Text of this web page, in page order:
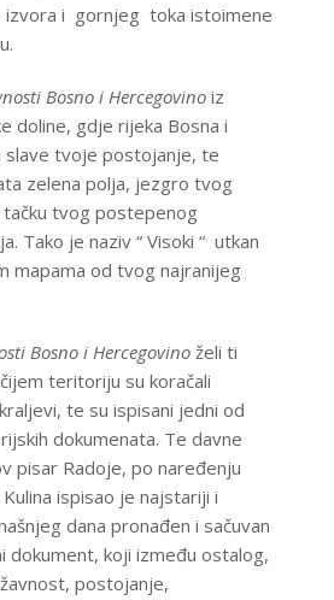
izvora i gornjeg toka istoimene
Bosno i Hercegovinoiz
doline, gdje rijeka Bosna i
slave tvoje postojanje, te
zelena polja, jezgro tvog
tačku tvog postepenog
Tako je naziv “ Visoki “ utkan
mapama od tvog najranijeg
Bosno i Hercegovinoželi ti
teritoriju su koračali
te su ispisani jedni od
dokumenata. Te davne
pisar Radoje, po naređenju
ispisao je najstariji i
dana pronađen i sačuvan
dokument, koji između ostalog,
postojanje,